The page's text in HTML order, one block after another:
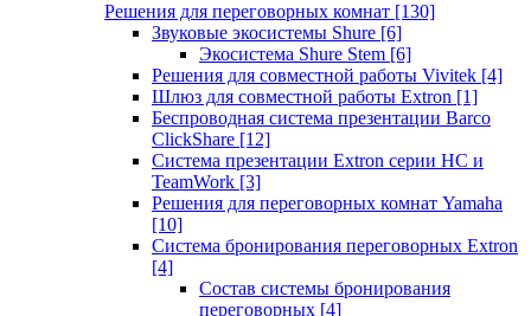
Решения для переговорных комнат [130]
Звуковые экосистемы Shure [6]
Экосистема Shure Stem [6]
Решения для совместной работы Vivitek [4]
Шлюз для совместной работы Extron [1]
Беспроводная система презентации Barco
ClickShare [12]
Система презентации Extron серии HC и
TeamWork [3]
Решения для переговорных комнат Yamaha
[10]
Система бронирования переговорных Extron
[4]
Состав системы бронирования
переговорных [4]